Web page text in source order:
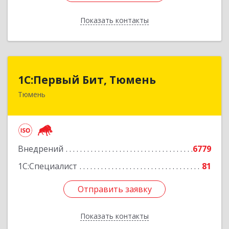
Показать контакты
Назад
1С:Первый Бит, Тюмень
Тюмень
Внедрений
6779
1С:Специалист
81
Отправить заявку
Показать контакты
1С:Первый Бит, Тюмень
625000, Тюменская обл, Тюмень г, Республики
Отправить заявку
Назад